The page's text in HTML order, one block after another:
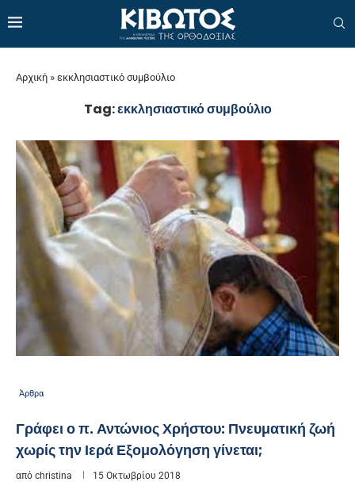
Αρχική » εκκλησιαστικό συμβούλιο
Tag:εκκλησιαστικό συμβούλιο
Άρθρα
Γράφει ο π. Αντώνιος Χρήστου: Πνευματική ζωή
χωρίς την Ιερά Εξομολόγηση γίνεται;
από christina 15 Οκτωβρίου 2018